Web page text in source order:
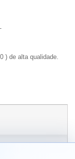
) de alta qualidade.